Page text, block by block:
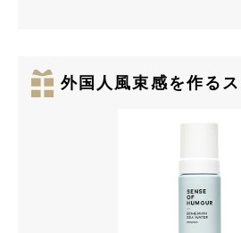
外国人風束感を作る